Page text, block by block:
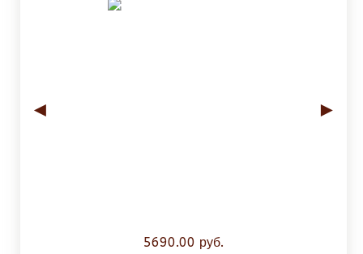
◄ ►
5690.00 руб.